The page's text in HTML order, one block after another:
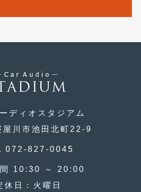
ディオスタジアム
屋川市池田北町22-9
072-827-0045
間 10:30 ～ 20:00
休日：火曜日